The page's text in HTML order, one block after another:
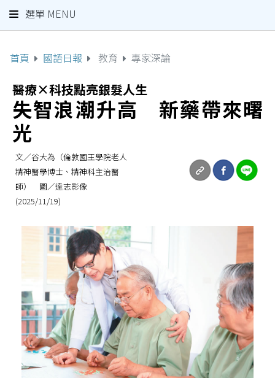
選單 MENU
首頁 國語日報 教育 專家深論
醫療×科技點亮銀髮人生
失智浪潮升高 新藥帶來曙
光
文／谷大為（倫敦國王學院老人
精神醫學博士、精神科主治醫
師） 圖／達志影像
(2025/11/19)